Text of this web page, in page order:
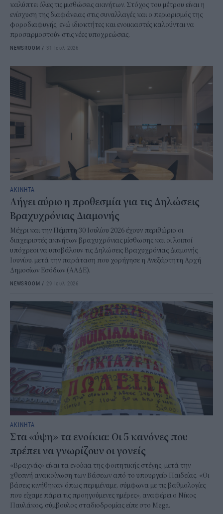
καλύπτει όλες τις μισθώσεις ακινήτων. Στόχος του μέτρου είναι η
ενίσχυση της διαφάνειας στις συναλλαγές και ο περιορισμός της
φοροδιαφυγής, ενώ ιδιοκτήτες και ενοικιαστές καλούνται να
προσαρμοστούν στις νέες υποχρεώσεις.
NEWSROOM / 31 Ιουλ 2026
ΑΚΙΝΗΤΑ
Λήγει αύριο η προθεσμία για τις Δηλώσεις
Βραχυχρόνιας Διαμονής
Μέχρι και την Πέμπτη 30 Ιουλίου 2026 έχουν περιθώριο οι
διαχειριστές ακινήτων βραχυχρόνιας μίσθωσης και οι λοιποί
υπόχρεοι να υποβάλουν τις Δηλώσεις Βραχυχρόνιας Διαμονής
Ιουνίου, μετά την παράταση που χορήγησε η Ανεξάρτητη Αρχή
Δημοσίων Εσόδων (ΑΑΔΕ).
NEWSROOM / 29 Ιουλ 2026
ΑΚΙΝΗΤΑ
Στα «ύψη» τα ενοίκια: Οι 5 κανόνες που
πρέπει να γνωρίζουν οι γονείς
«Βραχνάς» είναι τα ενοίκια της φοιτητικής στέγης, μετά την
χθεσινή ανακοίνωση των Βάσεων από το υπουργείο Παιδείας. «Οι
βάσεις κινήθηκαν όπως περιμέναμε, σύμφωνα με τις βαθμολογίες
που είχαμε πάρει τις προηγούμενες ημέρες», αναφέρει ο Νίκος
Παυλάκος, σύμβουλος σταδιοδρομίας είπε στο Mega.